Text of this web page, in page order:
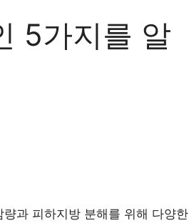
5가지를 알
과 피하지방 분해를 위해 다양한